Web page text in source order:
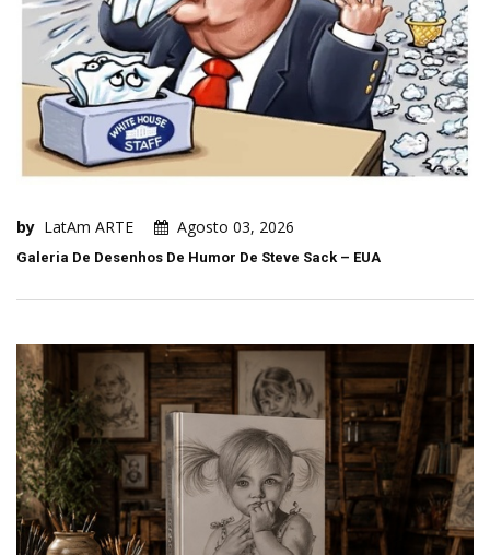
by LatAm ARTE Agosto 03, 2026
Galeria De Desenhos De Humor De Steve Sack – EUA